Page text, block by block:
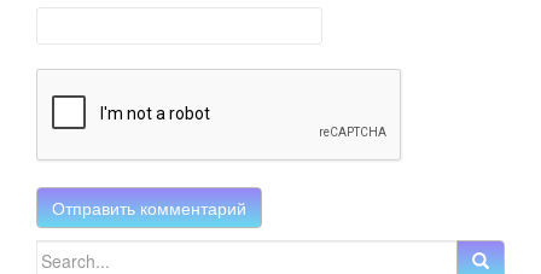
Search for: